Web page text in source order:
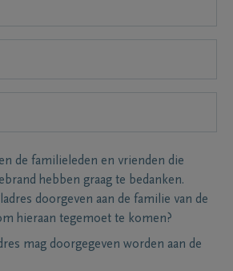
de familieleden en vrienden die
hebben graag te bedanken.
doorgeven aan de familie van de
hieraan tegemoet te komen?
mag doorgegeven worden aan de